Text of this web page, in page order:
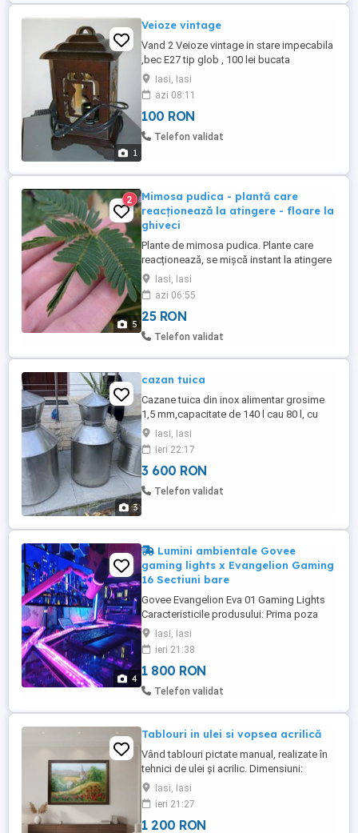
1
Veioze vintage
Vand 2 Veioze vintage in stare impecabila
,bec E27 tip glob , 100 lei bucata
Iasi, Iasi
azi 08:11
100 RON
Telefon validat
5
2
Mimosa pudica - plantă care
reacționează la atingere - floare la
ghiveci
Plante de mimosa pudica. Plante care
reacționează, se mișcă instant la atingere
(își strânge frunzele). Floare originală din
zona tropicală a Americii Centrale și de
Sud.
Iasi, Iasi
azi 06:55
25 RON
Telefon validat
3
cazan tuica
Cazane tuica din inox alimentar grosime
1,5 mm,capacitate de 140 l cau 80 l, cu
teava de legatura si serpentina de racire
din teava inox d 25 mm. Preturile pot fi
negociate ,Putem livra si sepatat numai
cazan sau serpentina,teava de legstura.De
preferat este sa fie setul complet piesele
Iasi, Iasi
ieri 22:17
3 600 RON
Telefon validat
4
Lumini ambientale Govee
gaming lights x Evangelion Gaming
16 Sectiuni bare
Govee Evangelion Eva 01 Gaming Lights
Caracteristicile produsului: Prima poza
este reala. Asa arata luminile aprinse in
functiune pe biroul meu. Ele pot fi
amplasate oriunde. Am 16 bare neon style
+ 8 piese de legatura in forma de cub si
triunghi formate din : 2 x seturi Model:
Iasi, Iasi
ieri 21:38
1 800 RON
Telefon validat
Tablouri in ulei si vopsea acrilică
Vând tablouri pictate manual, realizate în
tehnici de ulei și acrilic. Dimensiuni:
800x500 mm, 600x300 mm, 800x300 mm
Tematică: flori și peisaje Lucrări unicat,
ideale pentru decor sau cadou
Iasi, Iasi
ieri 21:27
1 200 RON